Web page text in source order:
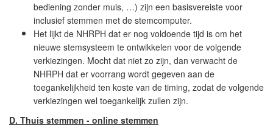
bediening zonder muis, …) zijn een basisvereiste voor
inclusief stemmen met de stemcomputer.
Het lijkt de NHRPH dat er nog voldoende tijd is om het
nieuwe stemsysteem te ontwikkelen voor de volgende
verkiezingen. Mocht dat niet zo zijn, dan verwacht de
NHRPH dat er voorrang wordt gegeven aan de
toegankelijkheid ten koste van de timing, zodat de volgende
verkiezingen wel toegankelijk zullen zijn.
D. Thuis stemmen - online stemmen